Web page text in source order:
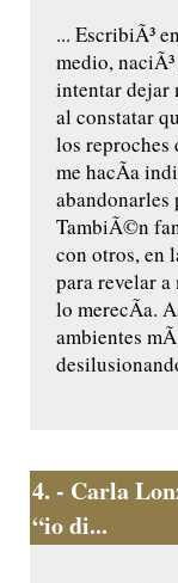
... EscribiÃ³
medio,
intentar dejar
al constatar
los reproches
me hacÃ­a
TambiÃ©n
con otros, en
para revelar
lo merecÃ­a.
ambientes
4. - Carla
“io di...